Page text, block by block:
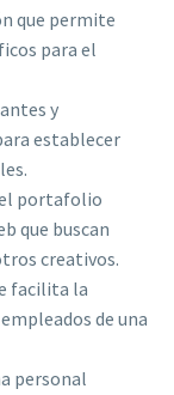
que permite
para el
y
establecer
portafolio
que buscan
creativos.
facilita la
de una
personal